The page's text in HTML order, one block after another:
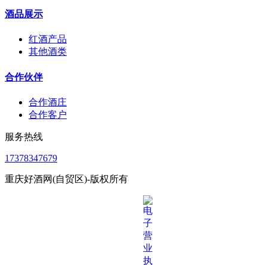
酒品展示
红酒产品
其他酒类
合作伙伴
合作酒庄
合作客户
服务热线
17378347679
重庆好酒网(自贸区)-版权所有